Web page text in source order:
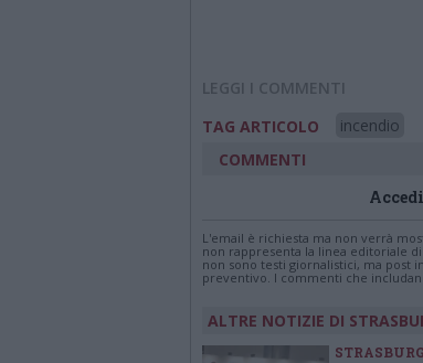
LEGGI I COMMENTI
TAG ARTICOLO
incendio
COMMENTI
Accedi
L'email è richiesta ma non verrà
non rappresenta la linea editoriale
non sono testi giornalistici, ma post
preventivo. I commenti che
ALTRE NOTIZIE DI